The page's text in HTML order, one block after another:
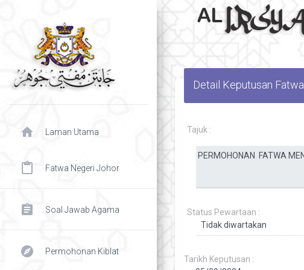
home Laman Utama
content_paste Fatwa Negeri Johor
assignment Soal Jawab Agama
explore Permohonan Kiblat
Detail Keputusan Fatwa
Tajuk :
Status Pewartaan :
Tarikh Keputusan :